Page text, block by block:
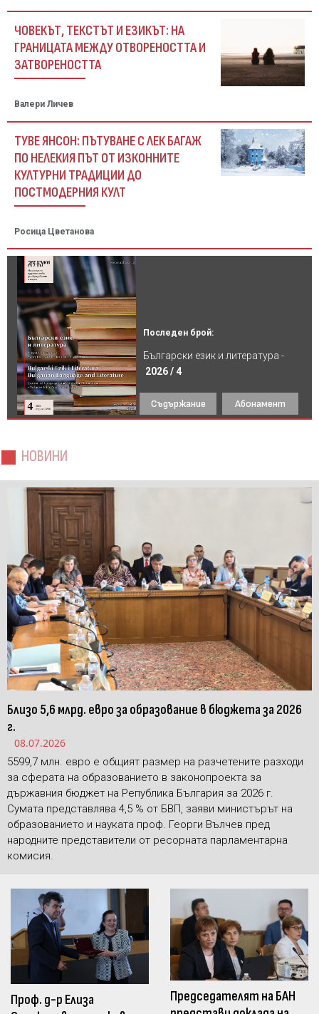
ЧОВЕКЪТ, ТЕКСТЪТ И ЕЗИКЪТ: НА
ГРАНИЦАТА МЕЖДУ ОТВОРЕНОСТТА И
ЗАТВОРЕНОСТТА
Валери Личев
ТУВЕ ЯНСОН: ПЪТУВАНЕ С ЛЕК БАГАЖ
ПО НЕЛЕКИЯ ПЪТ ОТ ИЗКОННИТЕ
КУЛТУРНИ ТРАДИЦИИ ДО
ПОСТМОДЕРНИЯ КУЛТ
Росица Цветанова
Последен брой:
Български език и литература -
2026 / 4
Съдържание Абонамент
НОВИНИ
Близо 5,6 млрд. евро за образование в бюджета за 2026
г.
08.07.2026
5599,7 млн. евро е общият размер на разчетените разходи
за сферата на образованието в законопроекта за
държавния бюджет на Република България за 2026 г.
Сумата представлява 4,5 % от БВП, заяви министърът на
образованието и науката проф. Георги Вълчев пред
народните представители от ресорната парламентарна
комисия.
Проф. д-р Елиза
Председателят на БАН